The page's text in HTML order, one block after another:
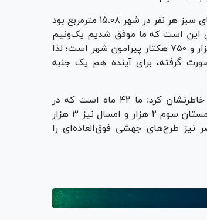
وی بیان کرد: در سال۱۴۰۰ و زمانی که شهر را تحویل گرفتیم، سرانه فضای سبز هر نفر در شهر ۱۵.۰۸ مترمربع بود
۱۷.۰۳ است. این امر به‌معنای این است که ما موفق شدیم یک‌ونیم
متر به سرانه فضای سبز داخل شهر اضافه کنیم. این امر به‌جز آن ۷ هزار و ۷۵۰ هکتار پیرامون شهر است؛ لذا
گرفته، برای آینده هم یک جنبه
شهردار تهران با اشاره به چهار زمستان در این دوره مدیریت شهری خاطرنشان کرد: ما ۴۲ ماه است که در
شهرداری هستیم. در سال اول هزار و ۲۵۰، زمستان بعد هزار و ۵۰۰، زمستان سوم ۲ هزار و امسال نیز ۳ هزار
نیز طرح‌های جهشی فوق‌العاده‌ای را